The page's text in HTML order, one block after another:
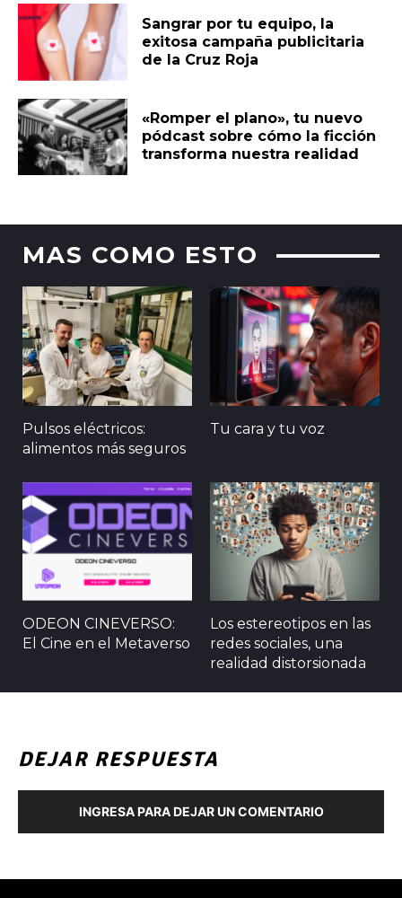
Sangrar por tu equipo, la
exitosa campaña publicitaria
de la Cruz Roja
«Romper el plano», tu nuevo
pódcast sobre cómo la ficción
transforma nuestra realidad
MAS COMO ESTO
Pulsos eléctricos:
alimentos más seguros
Tu cara y tu voz
ODEON CINEVERSO:
El Cine en el Metaverso
Los estereotipos en las
redes sociales, una
realidad distorsionada
DEJAR RESPUESTA
INGRESA PARA DEJAR UN COMENTARIO